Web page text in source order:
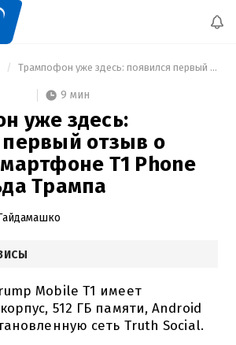
Трампофон уже здесь: появился первый отзыв о золотом смартфоне T1 Phone от Дональда Трампа
9 мин
уже здесь:
первый отзыв о
T1 Phone
Трампа
Mobile T1 имеет
512 ГБ памяти, Android
сеть Truth Social.